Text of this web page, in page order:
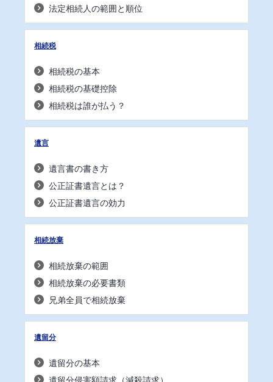
法定相続人の範囲と順位
相続税
相続税の基本
相続税の基礎控除
相続税は誰が払う？
遺言
遺言書の書き方
公正証書遺言とは？
公正証書遺言の効力
相続放棄
相続放棄の範囲
相続放棄の必要書類
兄弟全員で相続放棄
遺留分
遺留分の基本